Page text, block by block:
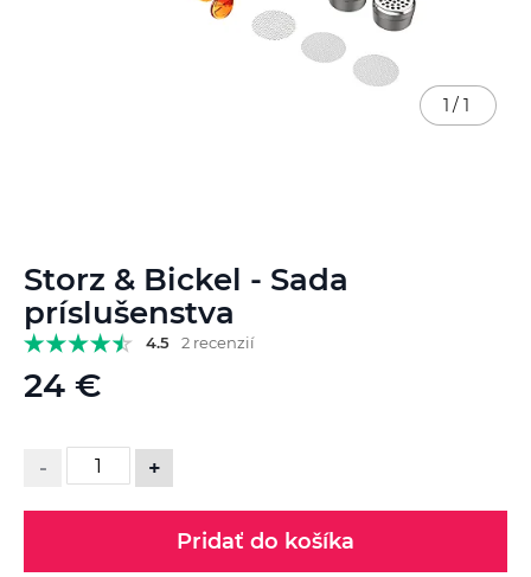
Storz & Bickel - Sada
príslušenstva
4.5 2 recenzií
24 €
- +
Pridať do košíka
1 / 1
na
začiatok
galérie
obrázkov